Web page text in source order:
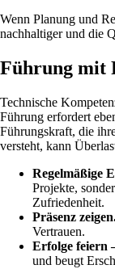
Wenn Planung und
nachhaltiger und die
Führung mit
Technische
Führung erfordert
Führungskraft, die
versteht, kann
Regelmäßige
Projekte,
Zufriedenheit.
Präsenz
Vertrauen.
Erfolge feiern
und beugt